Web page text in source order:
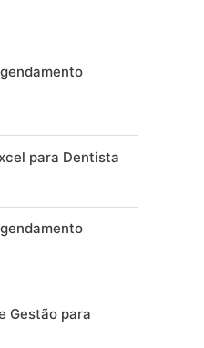
para Dentista
Gestão para